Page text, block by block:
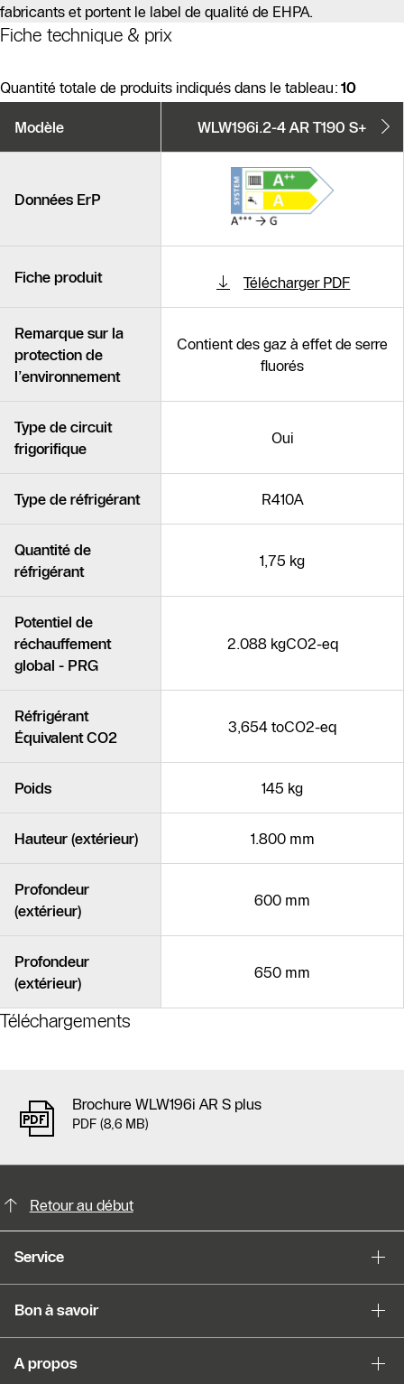
fabricants et portent le label de qualité de EHPA.
Fiche technique & prix
Quantité totale de produits indiqués dans le tableau: 10
produits
Modèle WLW196i.2-4 AR T190 S+
Données ErP
Fiche produit Télécharger PDF
Remarque sur la
protection de
l’environnement
Contient des gaz à effet de serre
fluorés
Type de circuit
frigorifique
Oui
Type de réfrigérant R410A
Quantité de
réfrigérant
1,75 kg
Potentiel de
réchauffement
global - PRG
2.088 kgCO2-eq
Réfrigérant
Équivalent CO2
3,654 toCO2-eq
Poids 145 kg
Hauteur (extérieur) 1.800 mm
Profondeur
(extérieur)
600 mm
Profondeur
(extérieur)
650 mm
Téléchargements
Brochure WLW196i AR S plus
PDF (8,6 MB)
Slider Cest une galerie dimages
Retour au début
Service
Bon à savoir
A propos